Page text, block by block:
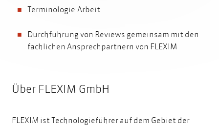
Terminologie-Arbeit
Durchführung von Reviews gemeinsam mit den
fachlichen Ansprechpartnern von FLEXIM
Über FLEXIM GmbH
FLEXIM ist Technologieführer auf dem Gebiet der